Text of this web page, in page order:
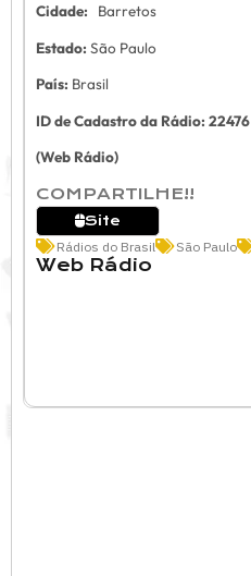
Cidade:
Barretos
Estado: São Paulo
País: Brasil
ID de Cadastro da Rádio: 22476
(Web Rádio)
COMPARTILHE!!
Site
Rádios do Brasil
São Paulo
Web Rádio